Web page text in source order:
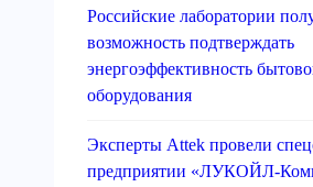
Российские лаборатории
возможность подтверждать
энергоэффективность
оборудования
Эксперты Attek провели
предприятии «ЛУКОЙЛ-